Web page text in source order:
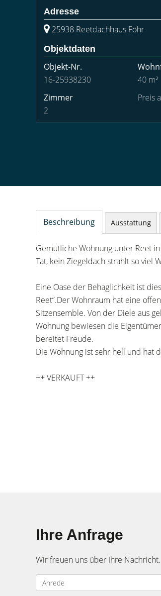
Adresse
25938 Reetdachhaus Föhr
Objektdaten
Objekt-Nr.
16-25938230
40 m²
Zimmer
2
Preis
Beschreibung Ausstattung
Gemütliche Wohnung unter Reet
Tat, kein Ziegeldach strahlt so viel
Eine Oase der Behaglichkeit ist
Reet“.Der Wohnraum hat eine
Sitzensemble. Von der Diele aus
Wohnung bewiesen die
bereitet Freude.
Die Wohnung ist sehr hell und hat
++ VERKAUFT ++
Ihre Anfrage
Wir freuen uns über Ihre